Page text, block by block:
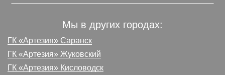
Мы в других городах:
ГК «Артезия» Саранск
ГК «Артезия» Жуковский
ГК «Артезия» Кисловодск